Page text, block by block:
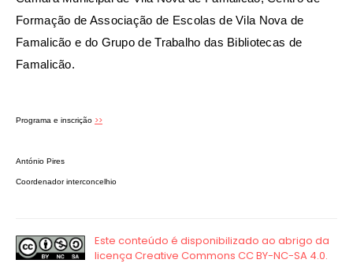
Formação de Associação de Escolas de Vila Nova de
Famalicão e do Grupo de Trabalho das Bibliotecas de
Famalicão.
Programa e inscrição >>
António Pires
Coordenador interconcelhio